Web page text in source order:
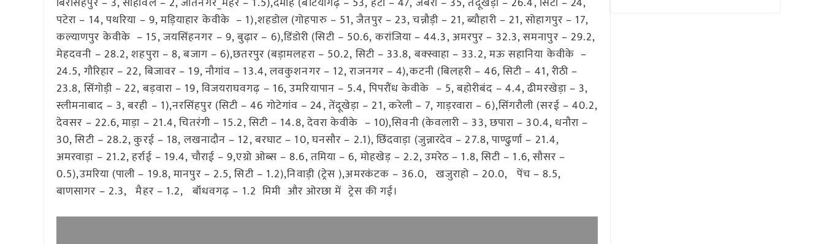
पटेरा – 14, पथरिया – 9, मड़ियाहार केवीके – 1),शहडोल (गोहपारु – 51, जैतपुर – 23, चन्नौड़ी – 21, ब्यौहारी – 21, सोहागपुर – 17,
कल्याणपुर केवीके – 15, जयसिंहनगर – 9, बुढ़ार – 6),डिंडोरी (सिटी – 50.6, करांजिया – 44.3, अमरपुर – 32.3, समनापुर – 29.2,
मेहदवनी – 28.2, शहपुरा – 8, बजाग – 6),छतरपुर (बड़ामलहरा – 50.2, सिटी – 33.8, बक्स्वाहा – 33.2, मऊ सहानिया केवीके –
24.5, गौरिहार – 22, बिजावर – 19, नौगांव – 13.4, लवकुशनगर – 12, राजनगर – 4),कटनी (बिलहरी – 46, सिटी – 41, रीठी –
23.8, सिंगोड़ी – 22, बड़वारा – 19, विजयराघवगढ़ – 16, उमरियापान – 5.4, पिपरौंध केवीके – 5, बहोरीबंद – 4.4, ढीमरखेड़ा – 3,
स्लीमनाबाद – 3, बरही – 1),नरसिंहपुर (सिटी – 46 गोटेगांव – 24, तेंदूखेड़ा – 21, करेली – 7, गाड़रवारा – 6),सिंगरौली (सरई – 40.2,
देवसर – 22.6, माड़ा – 21.4, चितरंगी – 15.2, सिटी – 14.8, देवरा केवीके – 10),सिवनी (केवलारी – 33, छपारा – 30.4, धनौरा –
30, सिटी – 28.2, कुरई – 18, लखनादौन – 12, बरघाट – 10, घनसौर – 2.1), छिंदवाड़ा (जुन्नारदेव – 27.8, पाण्ढुर्णा – 21.4,
अमरवाड़ा – 21.2, हर्राई – 19.4, चौराई – 9,एग्रो ओब्स – 8.6, तमिया – 6, मोहखेड़ – 2.2, उमरेठ – 1.8, सिटी – 1.6, सौसर –
0.5),उमरिया (पाली – 19.8, मानपुर – 2.5, सिटी – 1.2),निवाड़ी (ट्रेस ),अमरकंटक – 36.0, खजुराहो – 20.0, पेंच – 8.5,
बाणसागर – 2.3, मैहर – 1.2, बॉंधवगढ़ – 1.2 मिमी और ओरछा में ट्रेस की गई।